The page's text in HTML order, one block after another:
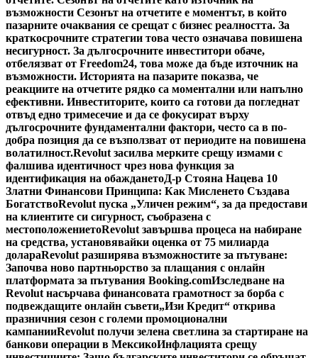
възможности Сезонът на отчетите е моментът, в който
пазарните очаквания се срещат с бизнес реалността. За
краткосрочните стратегии това често означава повишена
несигурност. За дългосрочните инвеститори обаче,
отбелязват от Freedom24, това може да бъде източник на
възможности. Историята на пазарите показва, че
реакциите на отчетите рядко са моментални или напълно
ефективни. Инвеститорите, които са готови да погледнат
отвъд едно тримесечие и да се фокусират върху
дългосрочните фундаментални фактори, често са в по-
добра позиция да се възползват от периодите на повишена
волатилност.Revolut засилва мерките срещу измами с
фалшива идентичност чрез нова функция за
идентификация на обажданетоД-р Стояна Нацева 10
Златни Финансови Принципа: Как Мисленето Създава
БогатствоRevolut пуска „Уличен режим“, за да предостави
на клиентите си сигурност, съобразена с
местоположениетоRevolut завършва процеса на набиране
на средства, установявайки оценка от 75 милиарда
долараRevolut разширява възможностите за пътуване:
Започва ново партньорство за плащания с онлайн
платформата за пътувания Booking.comИзследване на
Revolut насърчава финансовата грамотност за борба с
подвеждащите онлайн съвети„Изи Кредит“ открива
празничния сезон с големи промоционални
кампанииRevolut получи зелена светлина за стартиране на
банкови операции в МексикоИнфлацията срещу